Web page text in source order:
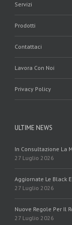
Servizi
Prodotti
Contattaci
Lavora Con Noi
Privacy Policy
ULTIME NEWS
In Consultazione La
27 Luglio 2026
Aggiornate Le Black E
27 Luglio 2026
Nuove Regole Per Il
27 Luglio 2026